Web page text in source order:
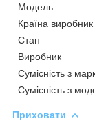
Модель
Країна виробник
Стан
Виробник
Сумісність з
Сумісність з
Приховати